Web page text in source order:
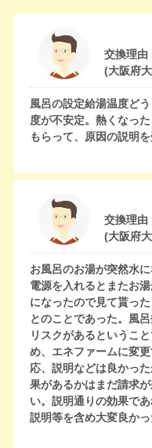
交換理由
(大阪府
風呂の設定給湯温度ど
度が不安定。熱くなっ
もらって、原因の説明を
交換理由
(大阪府
お風呂のお湯が突然水
電源を入れるとまたお
になったので見て貰っ
とのことであった。風
リスクがあるというこ
め、エネファームに変
応、説明などは良かっ
果があるかはまだ請求
い。説明通りの効果で
説明等を含め大変良かっ